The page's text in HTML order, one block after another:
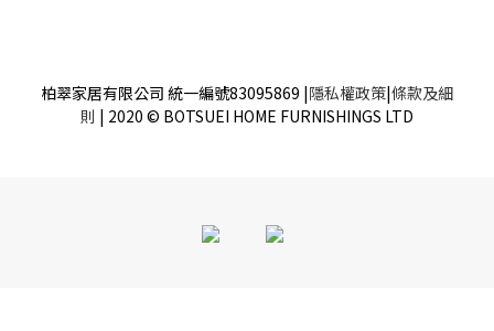
柏翠家居有限公司 統一編號83095869 |隱私權政策|條款及細
則 | 2020 © BOTSUEI HOME FURNISHINGS LTD